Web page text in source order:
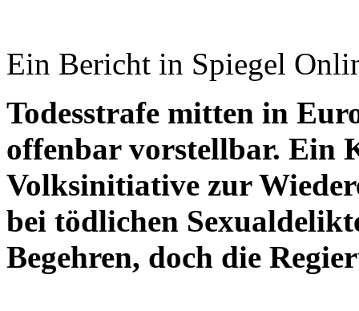
Ein Bericht in Spiegel
Todesstrafe mitten in
offenbar vorstellbar. Ein
Volksinitiative zur
bei tödlichen
Begehren, doch die